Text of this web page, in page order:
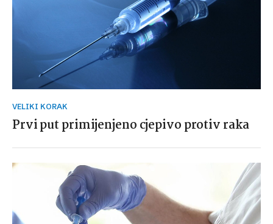
VELIKI KORAK
Prvi put primijenjeno cjepivo protiv raka